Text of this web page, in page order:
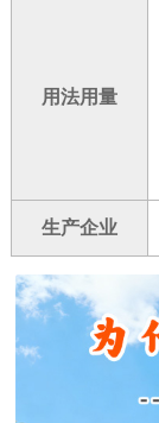
用法用量
生产企业